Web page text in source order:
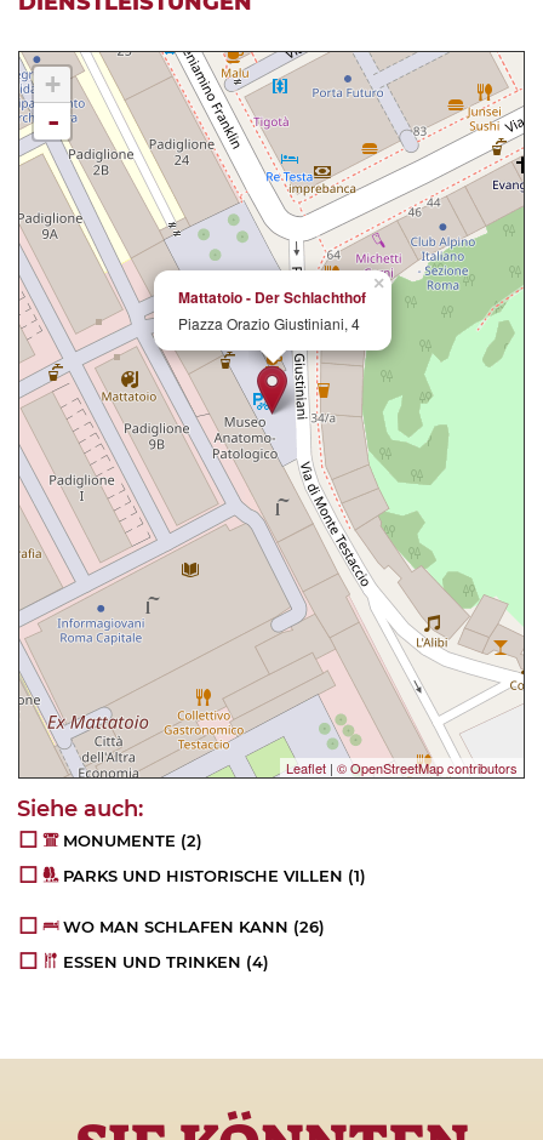
×
Mattatoio - Der Schlachthof
Piazza Orazio Giustiniani, 4
+
-
Leaflet | © OpenStreetMap contributors
MONUMENTE (2)
PARKS UND HISTORISCHE VILLEN (1)
WO MAN SCHLAFEN KANN (26)
ESSEN UND TRINKEN (4)